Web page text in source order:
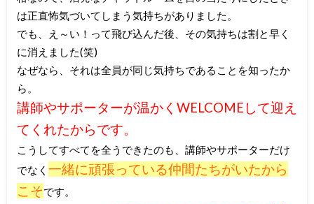
は正直怖気づいてしまう気持ちがありました。
でも、え～い！って飛び込んだ後、その気持ちは割と早く
に消えました(笑)
なぜなら、それは全員が同じ気持ちであることを知ったか
ら。
講師やサポーターが温かくWELCOMEして迎え
てくれたからです。
こうしてすべてを全うできたのも、講師やサポーターだけ
でなく 一緒に頑張っている仲間たちがいたから
こそです。